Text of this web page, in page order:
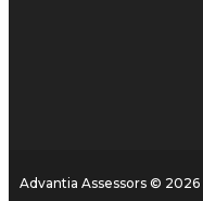
Advantia Assessors © 2026